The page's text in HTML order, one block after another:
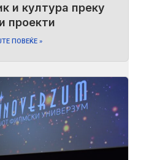
и култура преку
проекти
ПОВЕЌЕ »